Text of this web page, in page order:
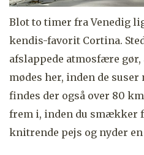
Blot to timer fra Venedig
kendis-favorit Cortina.
afslappede atmosfære
mødes her, inden de suser
findes der også over 80
frem i, inden du smækker
knitrende pejs og nyder